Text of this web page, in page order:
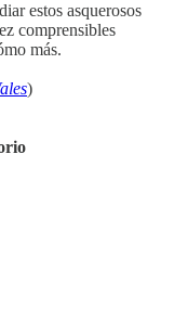
estos asquerosos
comprensibles
más.
)